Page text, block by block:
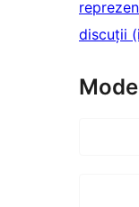
discuții